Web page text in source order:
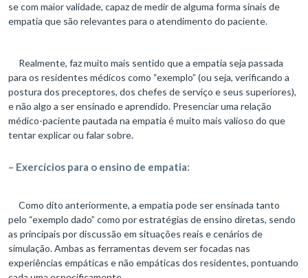
se com maior validade, capaz de medir de alguma forma sinais de
empatia que são relevantes para o atendimento do paciente.
Realmente, faz muito mais sentido que a empatia seja passada
para os residentes médicos como “exemplo” (ou seja, verificando a
postura dos preceptores, dos chefes de serviço e seus superiores),
e não algo a ser ensinado e aprendido. Presenciar uma relação
médico-paciente pautada na empatia é muito mais valioso do que
tentar explicar ou falar sobre.
– Exercícios para o ensino de empatia:
Como dito anteriormente, a empatia pode ser ensinada tanto
pelo “exemplo dado” como por estratégias de ensino diretas, sendo
as principais por discussão em situações reais e cenários de
simulação. Ambas as ferramentas devem ser focadas nas
experiências empáticas e não empáticas dos residentes, pontuando